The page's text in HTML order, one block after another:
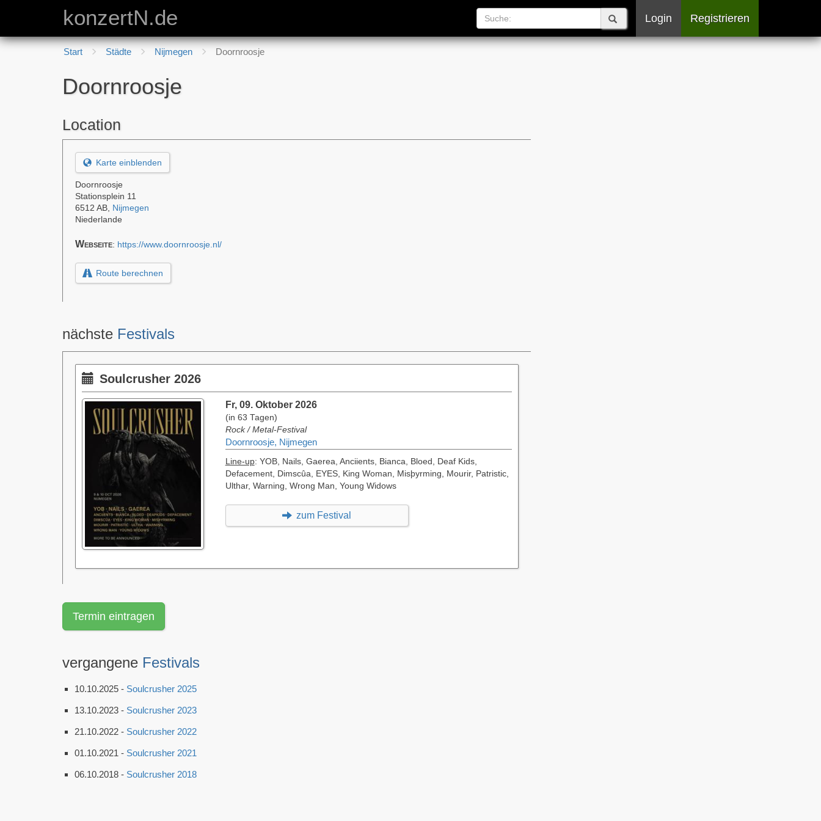
konzertN.de Login Registrieren
Start Städte Nijmegen Doornroosje
Doornroosje
Location
Karte einblenden
Doornroosje
Stationsplein 11
6512 AB, Nijmegen
Niederlande
Webseite: https://www.doornroosje.nl/
Route berechnen
nächste Festivals
Soulcrusher 2026
Fr, 09. Oktober 2026
(in 63 Tagen)
Rock / Metal-Festival
Doornroosje, Nijmegen
Line-up: YOB, Nails, Gaerea, Anciients, Bianca, Bloed, Deaf Kids,
Defacement, Dimscûa, EYES, King Woman, Misþyrming, Mourir, Patristic,
Ulthar, Warning, Wrong Man, Young Widows
zum Festival
Termin eintragen
vergangene Festivals
10.10.2025 - Soulcrusher 2025
13.10.2023 - Soulcrusher 2023
21.10.2022 - Soulcrusher 2022
01.10.2021 - Soulcrusher 2021
06.10.2018 - Soulcrusher 2018